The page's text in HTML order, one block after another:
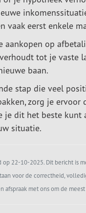
vaak eerst enkele
op
tot je vaste
baan.
stap die veel
zorg je
je dit het beste
situatie.
22-10-2025. Dit bericht is
voor de correctheid,
afspraak met ons om de